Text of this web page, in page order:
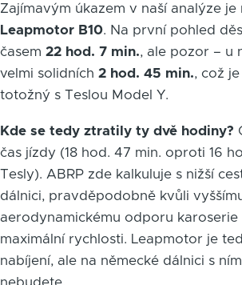
Zajímavým úkazem v naší analýze je
Leapmotor B10. Na první pohled
časem 22 hod. 7 min., ale pozor – u
velmi solidních 2 hod. 45 min., což
totožný s Teslou Model Y.
Kde se tedy ztratily ty dvě hodiny?
čas jízdy (18 hod. 47 min. oproti 16
Tesly). ABRP zde kalkuluje s nižší
dálnici, pravděpodobně kvůli
aerodynamickému odporu karoserie
maximální rychlosti. Leapmotor je
nabíjení, ale na německé dálnici s
nebudete.